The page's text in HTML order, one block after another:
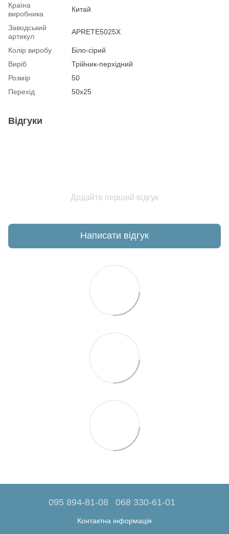
Країна
виробника
Китай
Заводський
артикул
APRETE5025X
Колір виробу
Біло-сірий
Виріб
Трійник-перхідний
Розмір
50
Перехід
50х25
Відгуки
Додайте перший відгук
Написати відгук
095 894-81-08 068 330-61-01
Контактна інформація